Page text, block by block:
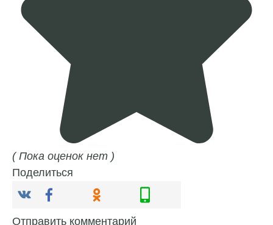
( Пока оценок нет )
Поделиться
Отправить комментарий